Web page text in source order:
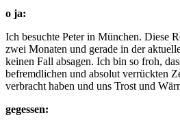
o ja:
Ich besuchte Peter in München. Diese
zwei Monaten und gerade in der
keinen Fall absagen. Ich bin so froh,
befremdlichen und absolut verrückten
verbracht haben und uns Trost und
gegessen: